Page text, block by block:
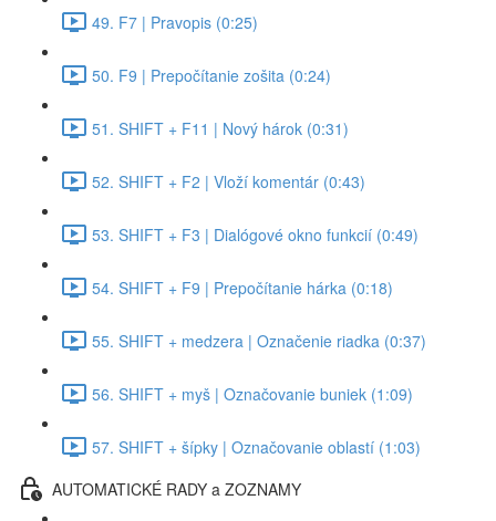
49. F7 | Pravopis (0:25)
50. F9 | Prepočítanie zošita (0:24)
51. SHIFT + F11 | Nový hárok (0:31)
52. SHIFT + F2 | Vloží komentár (0:43)
53. SHIFT + F3 | Dialógové okno funkcií (0:49)
54. SHIFT + F9 | Prepočítanie hárka (0:18)
55. SHIFT + medzera | Označenie riadka (0:37)
56. SHIFT + myš | Označovanie buniek (1:09)
57. SHIFT + šípky | Označovanie oblastí (1:03)
AUTOMATICKÉ RADY a ZOZNAMY